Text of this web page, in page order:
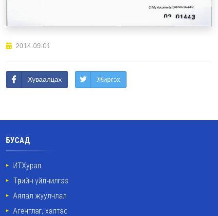
2014.09.01
Хуваалцах Жиргэх
БУСАД
ИТХурал
Төрийн үйлчилгээ
Аялал жуулчлал
Агентлаг, хэлтэс